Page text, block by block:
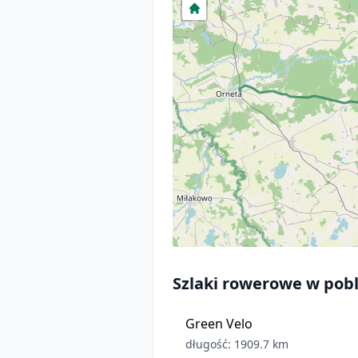
Szlaki rowerowe w
Green Velo
długość: 1909.7 km